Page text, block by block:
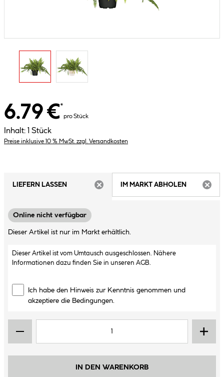
6.79 €*
pro Stück
Inhalt: 1 Stück
Preise inklusive 10 % MwSt. zzgl. Versandkosten
LIEFERN LASSEN
IM MARKT ABHOLEN
Online nicht verfügbar
Dieser Artikel ist nur im Markt erhältlich.
Dieser Artikel ist vom Umtausch ausgeschlossen. Nähere
Informationen dazu finden Sie in unseren AGB
Ich habe den Hinweis zur Kenntnis genommen und
akzeptiere die Bedingungen.
IN DEN WARENKORB